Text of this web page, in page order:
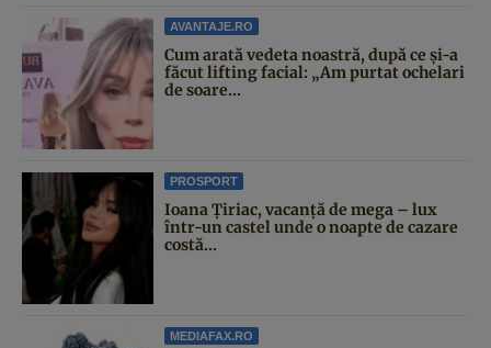
AVANTAJE.RO
Cum arată vedeta noastră, după ce și-a
făcut lifting facial: „Am purtat ochelari
de soare...
PROSPORT
Ioana Țiriac, vacanță de mega – lux
într-un castel unde o noapte de cazare
costă...
MEDIAFAX.RO